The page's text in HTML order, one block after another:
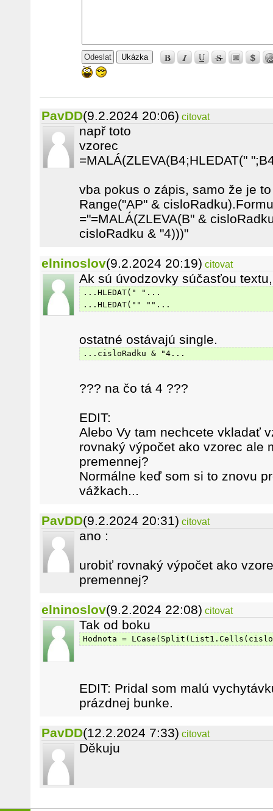
Ukázka
PavDD(9.2.2024 20:06) citovat
např toto
vzorec
=MALÁ(ZLEVA(B4;HLEDAT("
vba pokus o zápis, samo že je
Range("AP" &
="=MALÁ(ZLEVA(B" &
cisloRadku & "4)))"
elninoslov(9.2.2024 20:19) citovat
Ak sú úvodzovky súčasťou
...HLEDAT(" "...
...HLEDAT("" ""...
ostatné ostávajú single.
...cisloRadku & "4...
??? na čo tá 4 ???
EDIT:
Alebo Vy tam nechcete vkladať
rovnaký výpočet ako vzorec ale
premennej?
Normálne keď som si to znovu
vážkach...
PavDD(9.2.2024 20:31) citovat
ano :
urobiť rovnaký výpočet ako
premennej?
elninoslov(9.2.2024 22:08) citovat
Tak od boku
Hodnota =
EDIT: Pridal som malú
prázdnej bunke.
PavDD(12.2.2024 7:33) citovat
Děkuju